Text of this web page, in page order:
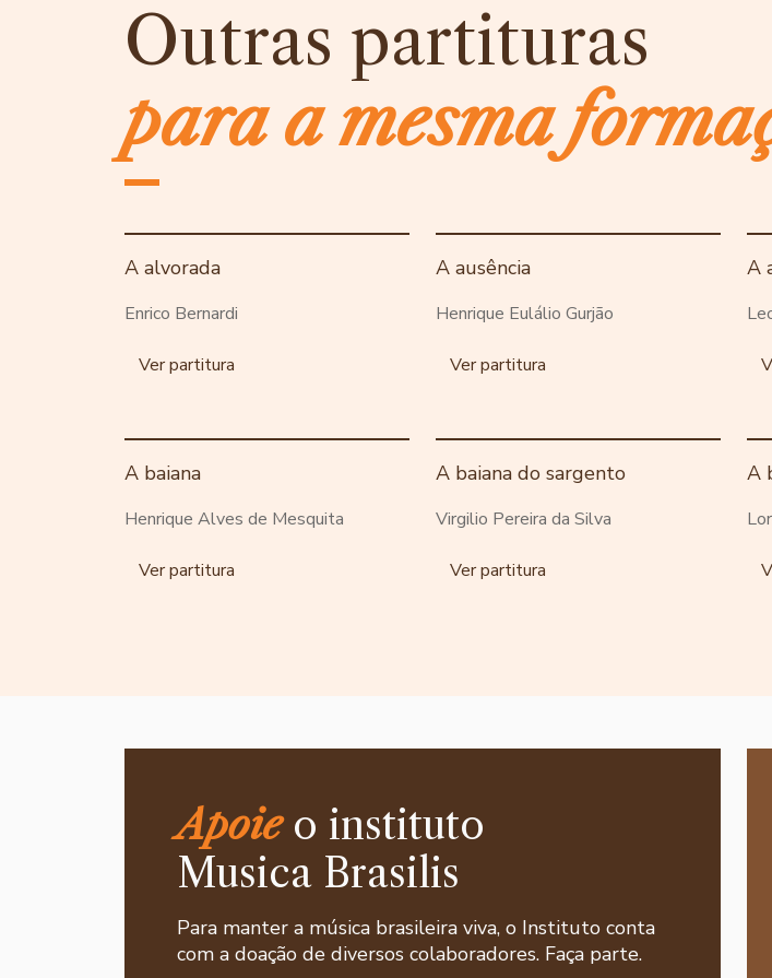
Outras partituras
para a mesma
A alvorada
Enrico Bernardi
Ver partitura
A ausência
Henrique Eulálio Gurjão
Ver partitura
A
A baiana
Henrique Alves de Mesquita
Ver partitura
A baiana do sargento
Virgilio Pereira da Silva
Ver partitura
A
Apoieo instituto
Musica Brasilis
Para manter a música brasileira viva, o Instituto conta
com a doação de diversos colaboradores. Faça parte.